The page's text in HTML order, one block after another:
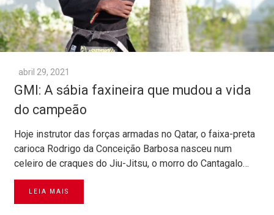
abril 29, 2021
GMI: A sábia faxineira que mudou a vida
do campeão
Hoje instrutor das forças armadas no Qatar, o faixa-preta
carioca Rodrigo da Conceição Barbosa nasceu num
celeiro de craques do Jiu-Jitsu, o morro do Cantagalo…
LEIA MAIS